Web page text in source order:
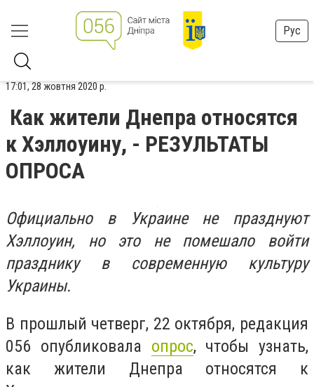
Рус
17:01, 28 жовтня 2020 р.
Как жители Днепра относятся
к Хэллоуину, - РЕЗУЛЬТАТЫ
ОПРОСА
Официально в Украине не празднуют
Хэллоуин, но это не помешало войти
празднику в современную культуру
Украины.
В прошлый четверг, 22 октября, редакция
056 опубликовала опрос, чтобы узнать,
как жители Днепра относятся к